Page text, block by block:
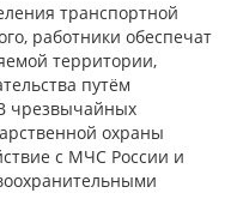
транспортной
работники обеспечат
территории,
путём
чрезвычайных
охраны
с МЧС России и